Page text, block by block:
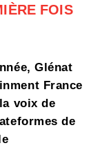
FOIS
Glénat
France
voix de
de